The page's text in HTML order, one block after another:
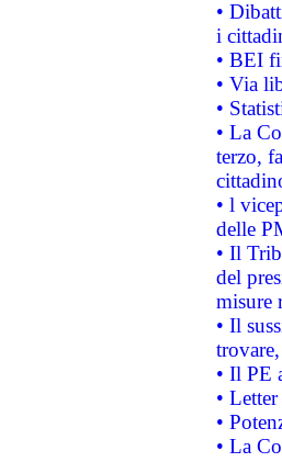
•
i
• BEI
• Via
•
• La
terzo,
• l
delle
• Il
del
misure
• Il
• Il PE
•
•
• La